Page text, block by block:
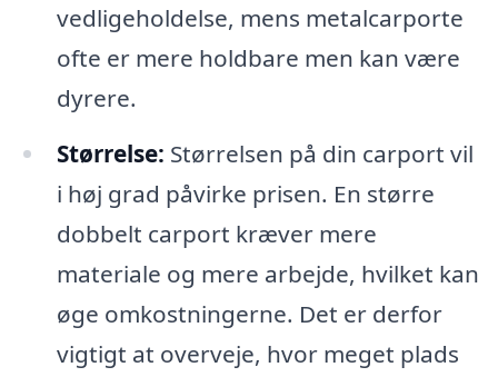
vedligeholdelse, mens metalcarporte
ofte er mere holdbare men kan være
dyrere.
Størrelse: Størrelsen på din carport vil
i høj grad påvirke prisen. En større
dobbelt carport kræver mere
materiale og mere arbejde, hvilket kan
øge omkostningerne. Det er derfor
vigtigt at overveje, hvor meget plads